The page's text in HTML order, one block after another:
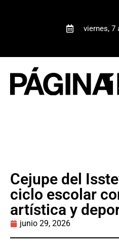
viernes, 7
Cejupe del
ciclo escolar
artística y
junio 29, 2026